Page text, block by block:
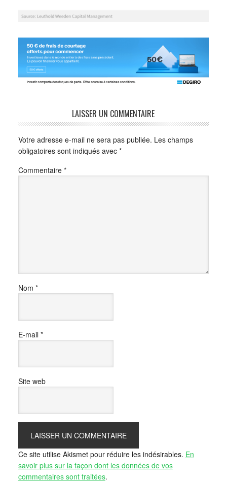
LAISSER UN COMMENTAIRE
Votre adresse e-mail ne sera pas publiée. Les champs
obligatoires sont indiqués avec *
Commentaire *
Nom *
E-mail *
Site web
Ce site utilise Akismet pour réduire les indésirables. En
savoir plus sur la façon dont les données de vos
commentaires sont traitées.